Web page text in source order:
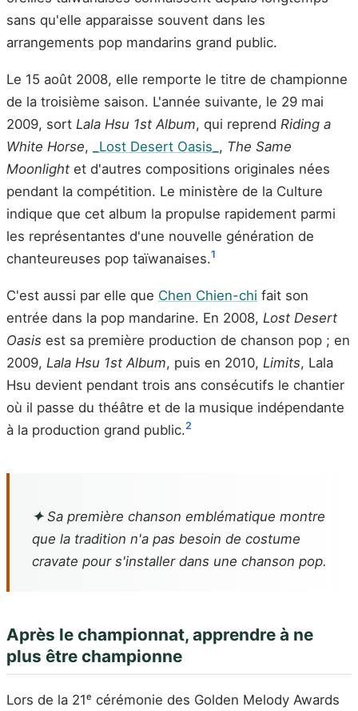
sans qu'elle apparaisse souvent dans les
arrangements pop mandarins grand public.
Le 15 août 2008, elle remporte le titre de championne
de la troisième saison. L'année suivante, le 29 mai
2009, sort Lala Hsu 1st Album, qui reprend Riding a
White Horse, _Lost Desert Oasis_ , The Same
Moonlight et d'autres compositions originales nées
pendant la compétition. Le ministère de la Culture
indique que cet album la propulse rapidement parmi
les représentantes d'une nouvelle génération de
chanteureuses pop taïwanaises.1
C'est aussi par elle que Chen Chien-chi fait son
entrée dans la pop mandarine. En 2008, Lost Desert
Oasis est sa première production de chanson pop ; en
2009, Lala Hsu 1st Album, puis en 2010, Limits, Lala
Hsu devient pendant trois ans consécutifs le chantier
où il passe du théâtre et de la musique indépendante
à la production grand public.2
✦Sa première chanson emblématique montre
que la tradition n'a pas besoin de costume
cravate pour s'installer dans une chanson pop.
Après le championnat, apprendre à ne
plus être championne
Lors de la 21ᵉ cérémonie des Golden Melody Awards